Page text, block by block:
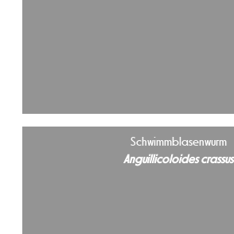
Schwimmblasenwurm
Anguillicoloides crassus